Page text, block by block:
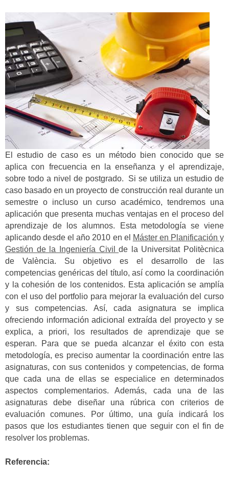
El estudio de caso es un método bien conocido que se
aplica con frecuencia en la enseñanza y el aprendizaje,
sobre todo a nivel de postgrado. Si se utiliza un estudio de
caso basado en un proyecto de construcción real durante un
semestre o incluso un curso académico, tendremos una
aplicación que presenta muchas ventajas en el proceso del
aprendizaje de los alumnos. Esta metodología se viene
aplicando desde el año 2010 en el Máster en Planificación y
Gestión de la Ingeniería Civilde la Universitat Politècnica
de València. Su objetivo es el desarrollo de las
competencias genéricas del título, así como la coordinación
y la cohesión de los contenidos. Esta aplicación se amplía
con el uso del portfolio para mejorar la evaluación del curso
y sus competencias. Así, cada asignatura se implica
ofreciendo información adicional extraída del proyecto y se
explica, a priori, los resultados de aprendizaje que se
esperan. Para que se pueda alcanzar el éxito con esta
metodología, es preciso aumentar la coordinación entre las
asignaturas, con sus contenidos y competencias, de forma
que cada una de ellas se especialice en determinados
aspectos complementarios. Además, cada una de las
asignaturas debe diseñar una rúbrica con criterios de
evaluación comunes. Por último, una guía indicará los
pasos que los estudiantes tienen que seguir con el fin de
resolver los problemas.
Referencia: